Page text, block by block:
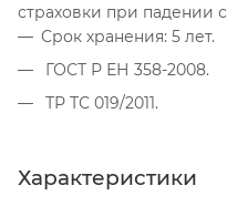
страховки при падении
Срок хранения: 5 лет.
ГОСТ Р ЕН 358-2008.
ТР ТС 019/2011.
Характеристики